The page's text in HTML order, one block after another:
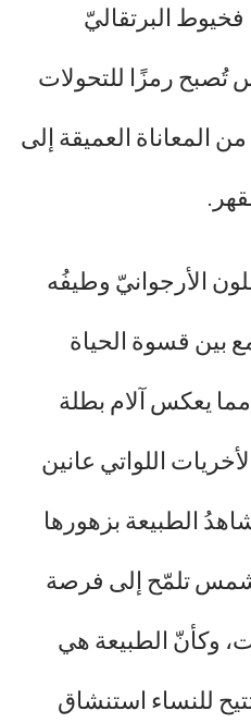
البرتقاليّ
رمزًا للتحولات
المعاناة العميقة إلى
الأرجوانيّ وطيفُه
بين قسوة الحياة
يعكس آلام بطلة
اللواتي عانين
الطبيعة بزهورها
تلمّح إلى فرصة
وكأنّ الطبيعة هي
للنساء استنشاق